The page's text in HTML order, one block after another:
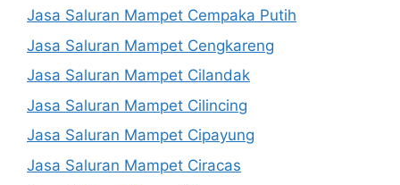
Jasa Saluran Mampet Cempaka Putih
Jasa Saluran Mampet Cengkareng
Jasa Saluran Mampet Cilandak
Jasa Saluran Mampet Cilincing
Jasa Saluran Mampet Cipayung
Jasa Saluran Mampet Ciracas